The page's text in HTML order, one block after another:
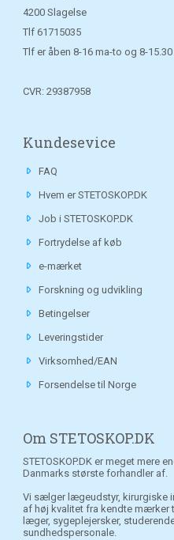
4200 Slagelse
Tlf 61715035
Tlf er åben 8-16 ma-to og 8-
CVR: 29387958
Kundesevice
FAQ
Hvem er STETOSKOP.DK
Job i STETOSKOP.DK
Fortrydelse af køb
e-mærket
Forskning og udvikling
Betingelser
Leveringstider
Virksomhed/EAN
Forsendelse til Norge
Om STETOSKOP.DK
STETOSKOP.DK er meget mere
Danmarks største forhandler af.
Vi sælger lægeudstyr, kirurgiske
af høj kvalitet fra kendte mærker
læger, sygeplejersker,
sundhedspersonale.